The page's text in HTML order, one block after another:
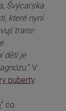
Švýcarska
které nyní
trans-
dětí je
" V
puberty
“ co